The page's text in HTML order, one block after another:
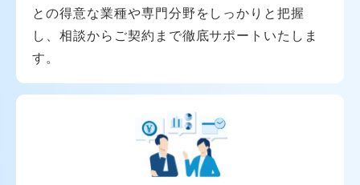
との得意な業種や専門分野をしっかりと把握
し、相談からご契約まで徹底サポートいたしま
す。